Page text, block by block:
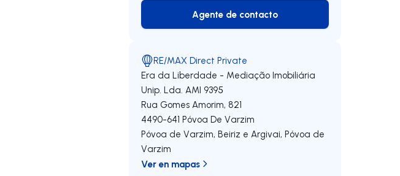
Agente de contacto
Agente de contacto
RE/MAX Direct Private
Era da Liberdade - Mediação Imobiliária
Unip. Lda.AMI 9395
Rua Gomes Amorim, 821
4490-641 Póvoa De Varzim
Póvoa de Varzim, Beiriz e Argivai,Póvoa de
Varzim
Ver en mapas